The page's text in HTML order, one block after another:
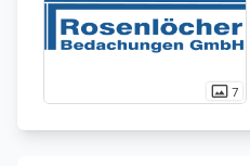
photo_size_select_actual7